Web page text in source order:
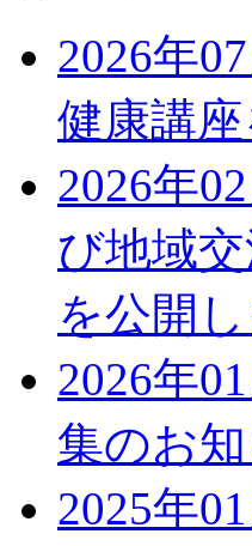
2026年
健康講
2026年
び地域
を公開し
2026年
集のお
2025年